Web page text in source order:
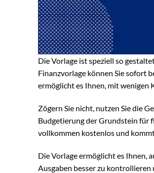
Die Vorlage ist speziell so
Finanzvorlage können Sie sofort
ermöglicht es Ihnen, mit wenigen
Zögern Sie nicht, nutzen Sie die
Budgetierung der Grundstein für
vollkommen kostenlos und
Die Vorlage ermöglicht es Ihnen,
Ausgaben besser zu